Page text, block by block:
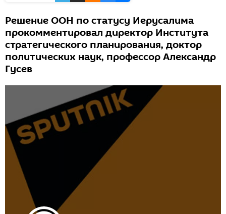
Решение ООН по статусу Иерусалима
прокомментировал директор Института
стратегического планирования, доктор
политических наук, профессор Александр
Гусев